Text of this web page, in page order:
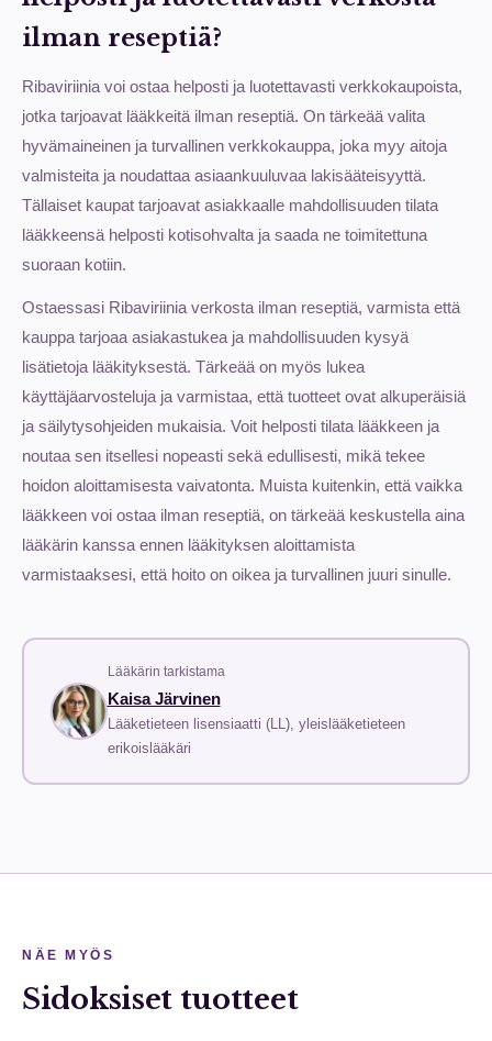
ilman reseptiä?
Ribaviriinia voi ostaa helposti ja luotettavasti verkkokaupoista,
jotka tarjoavat lääkkeitä ilman reseptiä. On tärkeää valita
hyvämaineinen ja turvallinen verkkokauppa, joka myy aitoja
valmisteita ja noudattaa asiaankuuluvaa lakisääteisyyttä.
Tällaiset kaupat tarjoavat asiakkaalle mahdollisuuden tilata
lääkkeensä helposti kotisohvalta ja saada ne toimitettuna
suoraan kotiin.
Ostaessasi Ribaviriinia verkosta ilman reseptiä, varmista että
kauppa tarjoaa asiakastukea ja mahdollisuuden kysyä
lisätietoja lääkityksestä. Tärkeää on myös lukea
käyttäjäarvosteluja ja varmistaa, että tuotteet ovat alkuperäisiä
ja säilytysohjeiden mukaisia. Voit helposti tilata lääkkeen ja
noutaa sen itsellesi nopeasti sekä edullisesti, mikä tekee
hoidon aloittamisesta vaivatonta. Muista kuitenkin, että vaikka
lääkkeen voi ostaa ilman reseptiä, on tärkeää keskustella aina
lääkärin kanssa ennen lääkityksen aloittamista
varmistaaksesi, että hoito on oikea ja turvallinen juuri sinulle.
Lääkärin tarkistama
Kaisa Järvinen
Lääketieteen lisensiaatti (LL), yleislääketieteen
erikoislääkäri
NÄE MYÖS
Sidoksiset tuotteet